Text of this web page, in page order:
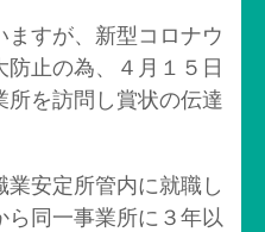
すが、新型コロナウ
防止の為、４月１５日
所を訪問し賞状の伝達
安定所管内に就職し
同一事業所に３年以